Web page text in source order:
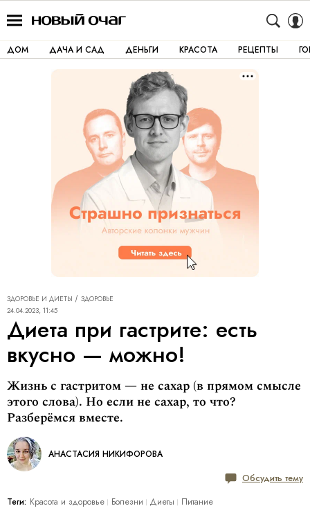
ДОМ ДАЧА И САД ДЕНЬГИ КРАСОТА РЕЦЕПТЫ
ЗДОРОВЬЕ И ДИЕТЫ
ЗДОРОВЬЕ
24.04.2023, 11:45
Диета при гастрите: есть
вкусно — можно!
Жизнь с гастритом — не сахар (в прямом смысле
этого слова). Но если не сахар, то что?
Разберёмся вместе.
АНАСТАСИЯ НИКИФОРОВА
Обсудить тему
Теги: Красота и здоровье Болезни Диеты Питание